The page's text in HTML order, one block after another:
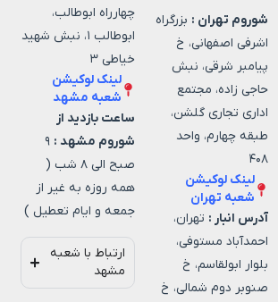
شوروم تهران : بزرگراه
اشرفی اصفهانی، خ
پیامبر شرقی، نبش
حاجی زاده، مجتمع
اداری تجاری گلشن،
طبقه چهارم، واحد
۴۰۸
لینک لوکیشن
شعبه تهران
آدرس انبار : تهران،
احمدآباد مستوفی،
بلوار ابولقاسم، خ
صنوبر دوم شمالی، خ
چهارراه ابوطالب،
ابوطالب ۱، نبش شهید
خیاطی ۳
لینک لوکیشن
شعبه مشهد
ساعت بازدید از
شوروم مشهد : ۹
صبح الی ۸ شب (
همه روزه به غیر از
جمعه و ایام تعطیل )
ارتباط با شعبه
مشهد